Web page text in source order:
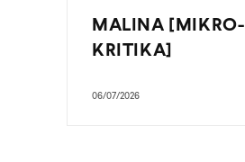
MALINA [MIKRO-
KRITIKA]
06/07/2026